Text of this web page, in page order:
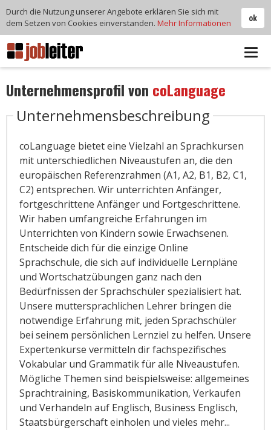
Unternehmensprofil von coLanguage
Unternehmensbeschreibung
coLanguage bietet eine Vielzahl an Sprachkursen
mit unterschiedlichen Niveaustufen an, die den
europäischen Referenzrahmen (A1, A2, B1, B2, C1,
C2) entsprechen. Wir unterrichten Anfänger,
fortgeschrittene Anfänger und Fortgeschrittene.
Wir haben umfangreiche Erfahrungen im
Unterrichten von Kindern sowie Erwachsenen.
Entscheide dich für die einzige Online
Sprachschule, die sich auf individuelle Lernpläne
und Wortschatzübungen ganz nach den
Bedürfnissen der Sprachschüler spezialisiert hat.
Unsere muttersprachlichen Lehrer bringen die
notwendige Erfahrung mit, jeden Sprachschüler
bei seinem persönlichen Lernziel zu helfen. Unsere
Expertenkurse vermitteln dir fachspezifisches
Vokabular und Grammatik für alle Niveaustufen.
Mögliche Themen sind beispielsweise: allgemeines
Sprachtraining, Basiskommunikation, Verkaufen
und Verhandeln auf Englisch, Business Englisch,
Staatsbürgerschaft einholen und vieles mehr...
ok
Durch die Nutzung unserer Angebote erklären Sie sich mit
dem Setzen von Cookies einverstanden. Mehr Informationen